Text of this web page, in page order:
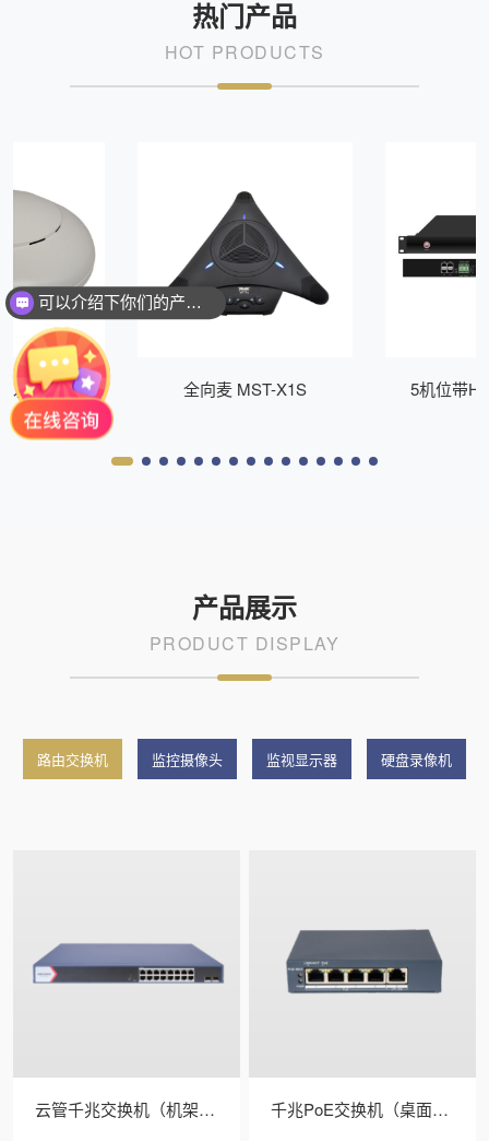
热门产品
HOT PRODUCTS
发射器 LK-
全向麦 MST-X1S
5机位带
产品展示
PRODUCT DISPLAY
路由交换机 监控摄像头 监视显示器 硬盘录像机
云管千兆交换机（机架式/光口） 型号：DS-3E1500-E 千兆PoE交换机（桌面式/中功率） 商品型号：DS-3E1500SP-E
你们是怎么收费的呢？